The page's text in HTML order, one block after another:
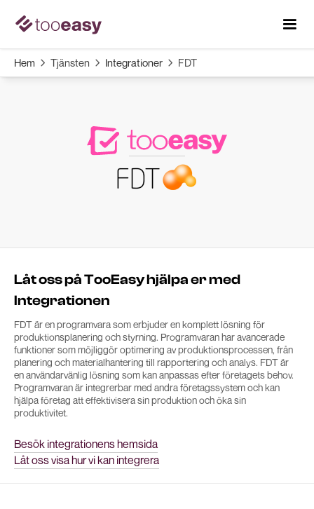
Hem  Tjänsten  Integrationer  FDT
Låt oss på TooEasy hjälpa er med
Integrationen
FDT är en programvara som erbjuder en komplett lösning för
produktionsplanering och styrning. Programvaran har avancerade
funktioner som möjliggör optimering av produktionsprocessen, från
planering och materialhantering till rapportering och analys. FDT är
en användarvänlig lösning som kan anpassas efter företagets behov.
Programvaran är integrerbar med andra företagssystem och kan
hjälpa företag att effektivisera sin produktion och öka sin
produktivitet.
Låt oss visa hur vi kan integrera
Besök integrationens hemsida